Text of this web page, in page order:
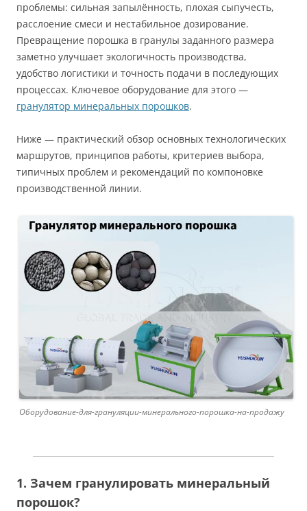
проблемы: сильная запылённость, плохая сыпучесть,
расслоение смеси и нестабильное дозирование.
Превращение порошка в гранулы заданного размера
заметно улучшает экологичность производства,
удобство логистики и точность подачи в последующих
процессах. Ключевое оборудование для этого —
гранулятор минеральных порошков.
Ниже — практический обзор основных технологических
маршрутов, принципов работы, критериев выбора,
типичных проблем и рекомендаций по компоновке
производственной линии.
Оборудование-для-грануляции-минерального-порошка-на-продажу
1. Зачем гранулировать минеральный
порошок?